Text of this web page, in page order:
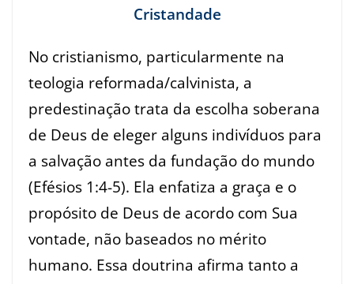
Cristandade
No cristianismo, particularmente na
teologia reformada/calvinista, a
predestinação trata da escolha soberana
de Deus de eleger alguns indivíduos para
a salvação antes da fundação do mundo
(Efésios 1:4-5). Ela enfatiza a graça e o
propósito de Deus de acordo com Sua
vontade, não baseados no mérito
humano. Essa doutrina afirma tanto a